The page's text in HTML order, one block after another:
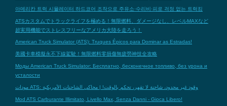
아메리칸 트럭 시뮬레이터 하드코어 조작으로 주유소·수리비·피로 걱정 없는 트럭킹
ATSカスタムでトラックライフを極める！無限燃料、ダメージなし、レベルMAXなど
超実用機能でストレスフリーなアメリカ大陸を走ろう！
American Truck Simulator (ATS): Truques Épicos para Dominar as Estradas!
美國卡車模擬永不下線駕駛！無限燃料零損傷無疲勞神技全攻略
Моды American Truck Simulator: Бесплатно, бесконечное топливо, без урона и
усталости
مودات ATS: وقود غير محدود، شاحنة لا تقهر، تحكم بالوقت! | محاكي الشاحنات الأمريكية
Mod ATS Carburante Illimitato, Livello Max, Senza Danni - Gioca Libero!